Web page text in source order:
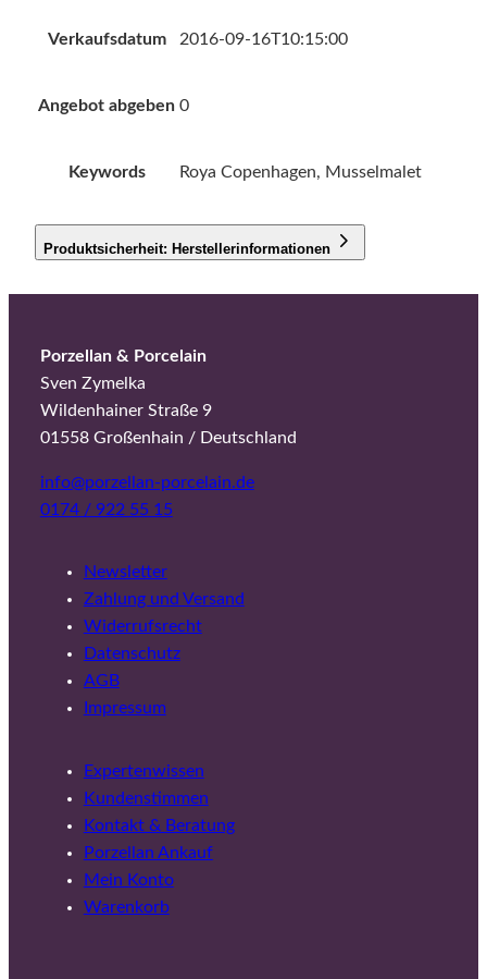
Verkaufsdatum 2016-09-16T10:15:00
Angebot abgeben 0
Keywords Roya Copenhagen, Musselmalet
Produktsicherheit: Herstellerinformationen
Porzellan & Porcelain
Sven Zymelka
Wildenhainer Straße 9
01558 Großenhain / Deutschland
info@porzellan-porcelain.de
0174 / 922 55 15
Newsletter
Zahlung und Versand
Widerrufsrecht
Datenschutz
AGB
Impressum
Expertenwissen
Kundenstimmen
Kontakt & Beratung
Porzellan Ankauf
Mein Konto
Warenkorb